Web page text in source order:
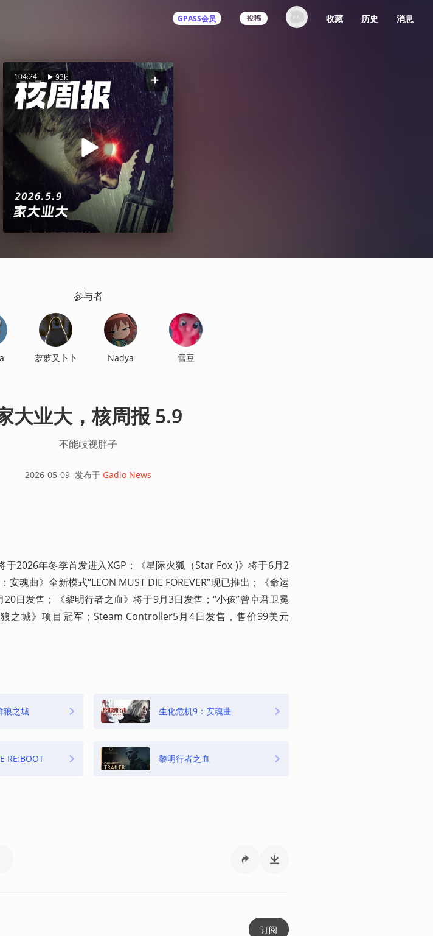
GPASS会员 收藏 历史 消息
104:24 93k
参与者
萝萝又卜卜 Nadya 雪豆
大业大，核周报 5.9
不能歧视胖子
2026-05-09 发布于 Gadio News
于2026年冬季首发进入XGP；《星际火狐（Star Fox )》将于6月2
安魂曲》全新模式“LEON MUST DIE FOREVER“现已推出；《命运
20日发售；《黎明行者之血》将于9月3日发售；“小孩”曾卓君卫冕
之城》项目冠军；Steam Controller5月4日发售，售价99美元
狼之城 生化危机9：安魂曲
RE:BOOT 黎明行者之血
订阅